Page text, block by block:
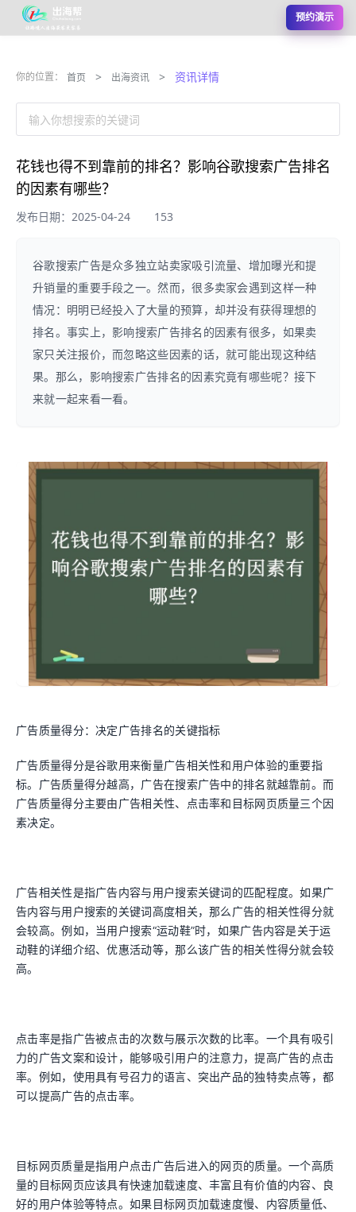
预约演示
你的位置： 首页 > 出海资讯 > 资讯详情
输入你想搜索的关键词
花钱也得不到靠前的排名？影响谷歌搜索广告排名
的因素有哪些？
发布日期：2025-04-24 153
谷歌搜索广告是众多独立站卖家吸引流量、增加曝光和提
升销量的重要手段之一。然而，很多卖家会遇到这样一种
情况：明明已经投入了大量的预算，却并没有获得理想的
排名。事实上，影响搜索广告排名的因素有很多，如果卖
家只关注报价，而忽略这些因素的话，就可能出现这种结
果。那么，影响搜索广告排名的因素究竟有哪些呢？接下
来就一起来看一看。
广告质量得分：决定广告排名的关键指标
广告质量得分是谷歌用来衡量广告相关性和用户体验的重要指
标。广告质量得分越高，广告在搜索广告中的排名就越靠前。而
广告质量得分主要由广告相关性、点击率和目标网页质量三个因
素决定。
广告相关性是指广告内容与用户搜索关键词的匹配程度。如果广
告内容与用户搜索的关键词高度相关，那么广告的相关性得分就
会较高。例如，当用户搜索“运动鞋”时，如果广告内容是关于运
动鞋的详细介绍、优惠活动等，那么该广告的相关性得分就会较
高。
点击率是指广告被点击的次数与展示次数的比率。一个具有吸引
力的广告文案和设计，能够吸引用户的注意力，提高广告的点击
率。例如，使用具有号召力的语言、突出产品的独特卖点等，都
可以提高广告的点击率。
目标网页质量是指用户点击广告后进入的网页的质量。一个高质
量的目标网页应该具有快速加载速度、丰富且有价值的内容、良
好的用户体验等特点。如果目标网页加载速度慢、内容质量低、